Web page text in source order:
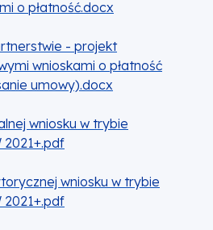
o płatność.docx
- projekt
wnioskami o płatność
umowy).docx
wniosku w trybie
2021+.pdf
wniosku w trybie
2021+.pdf